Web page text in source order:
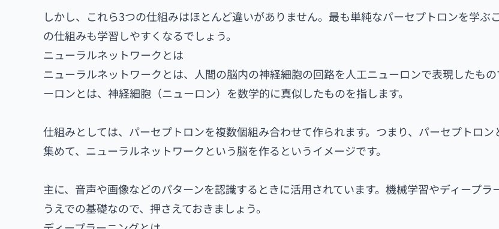
しかし、これら3つの仕組みはほとんど違いがありません。最も単純なパーセプトロンを学ぶ
の仕組みも学習しやすくなるでしょう。
ニューラルネットワークとは
ニューラルネットワークとは、人間の脳内の神経細胞の回路を人工ニューロンで表現したも
ーロンとは、神経細胞（ニューロン）を数学的に真似したものを指します。
仕組みとしては、パーセプトロンを複数個組み合わせて作られます。つまり、パーセプトロン
集めて、ニューラルネットワークという脳を作るというイメージです。
主に、音声や画像などのパターンを認識するときに活用されています。機械学習やディープラ
うえでの基礎なので、押さえておきましょう。